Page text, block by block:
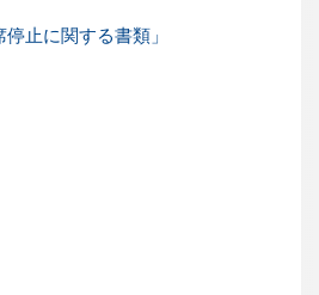
止に関する書類」